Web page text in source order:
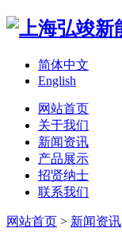
简体中文
English
网站首页
关于我们
新闻资讯
产品展示
招贤纳士
联系我们
网站首页 > 新闻资讯